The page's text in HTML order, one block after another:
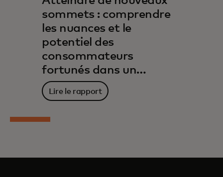
sommets : comprendre
les nuances et le
potentiel des
consommateurs
fortunés dans un
marché en évolution
Lire le rapport